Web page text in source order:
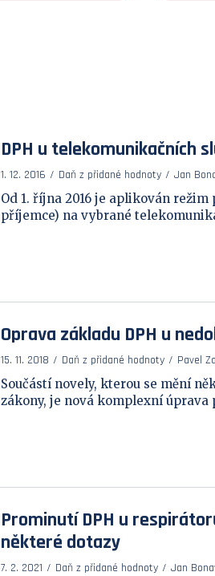
DPH u telekomunikačních
1. 12. 2016 Daň z přidané hodnoty Jan
Od 1. října 2016 je aplikován
příjemce) na vybrané
Oprava základu DPH u
15. 11. 2018 Daň z přidané hodnoty Pavel
Součástí novely, kterou se mění
zákony, je nová komplexní úprava
Prominutí DPH u
některé dotazy
7. 2. 2021 Daň z přidané hodnoty Jan